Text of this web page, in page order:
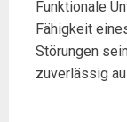
Funktionale
Fähigkeit
Störungen
zuverlässig